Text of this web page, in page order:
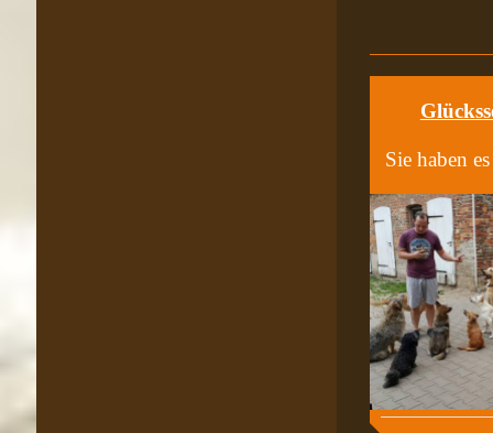
Sie haben